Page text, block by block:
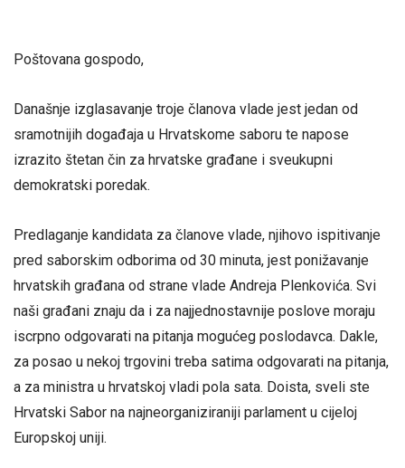
Poštovana gospodo,
Današnje izglasavanje troje članova vlade jest jedan od
sramotnijih događaja u Hrvatskome saboru te napose
izrazito štetan čin za hrvatske građane i sveukupni
demokratski poredak.
Predlaganje kandidata za članove vlade, njihovo ispitivanje
pred saborskim odborima od 30 minuta, jest ponižavanje
hrvatskih građana od strane vlade Andreja Plenkovića. Svi
naši građani znaju da i za najjednostavnije poslove moraju
iscrpno odgovarati na pitanja mogućeg poslodavca. Dakle,
za posao u nekoj trgovini treba satima odgovarati na pitanja,
a za ministra u hrvatskoj vladi pola sata. Doista, sveli ste
Hrvatski Sabor na najneorganiziraniji parlament u cijeloj
Europskoj uniji.